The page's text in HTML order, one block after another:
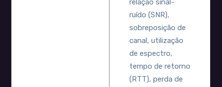
relação sinal-
ruído (SNR),
sobreposição de
canal, utilização
de espectro,
tempo de retorno
(RTT), perda de